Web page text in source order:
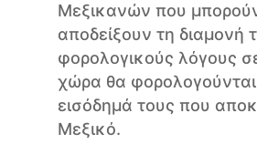
Μεξικανών που
αποδείξουν τη διαμονή
φορολογικούς λόγους
χώρα θα
εισόδημά τους που
Μεξικό.